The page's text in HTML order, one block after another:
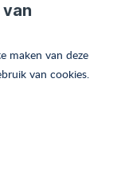
maken van deze
van cookies.